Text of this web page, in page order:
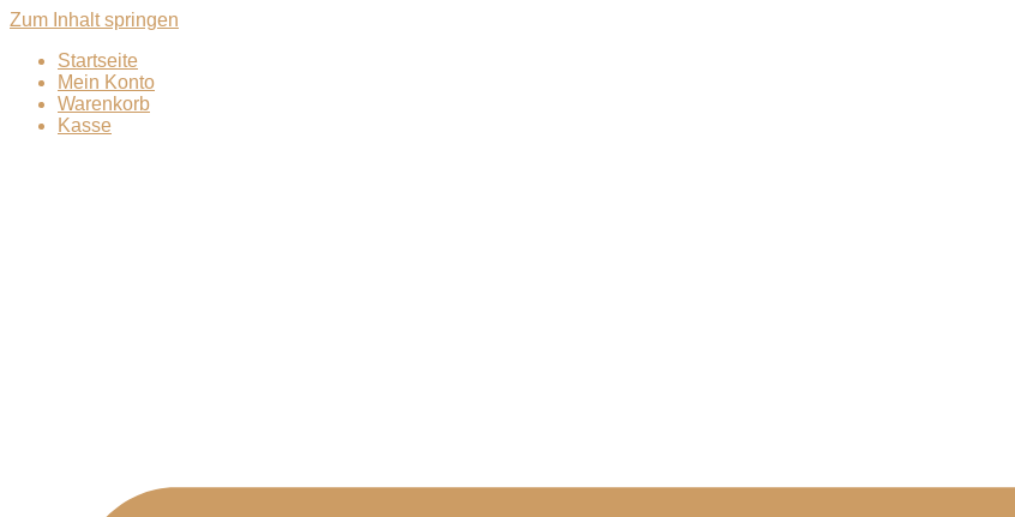
Zum Inhalt springen
Startseite
Mein Konto
Warenkorb
Kasse